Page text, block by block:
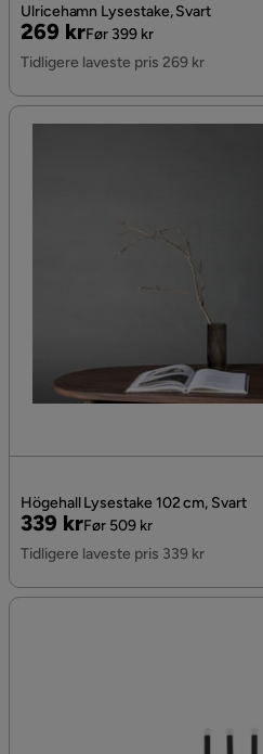
Ulricehamn Lysestake, Svart
Pris
269 kr
Original
Pris
Før 399 kr
Tidligere laveste pris 269 kr
Högehall Lysestake 102 cm, Svart
Pris
339 kr
Original
Pris
Før 509 kr
Tidligere laveste pris 339 kr